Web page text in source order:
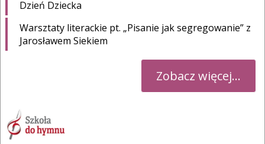
Dzień Dziecka
Warsztaty literackie pt. „Pisanie jak segregowanie” z
Jarosławem Siekiem
Zobacz więcej...